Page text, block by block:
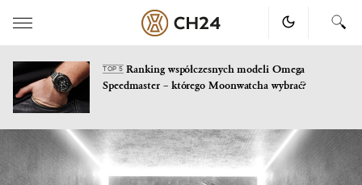
Skip
content
TOP 5Ranking współczesnych modeli Omega
Speedmaster – którego Moonwatcha wybrać?